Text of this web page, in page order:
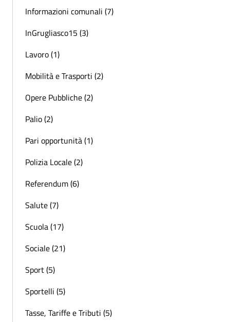
Informazioni comunali (7)
InGrugliasco15 (3)
Lavoro (1)
Mobilità e Trasporti (2)
Opere Pubbliche (2)
Palio (2)
Pari opportunità (1)
Polizia Locale (2)
Referendum (6)
Salute (7)
Scuola (17)
Sociale (21)
Sport (5)
Sportelli (5)
Tasse, Tariffe e Tributi (5)